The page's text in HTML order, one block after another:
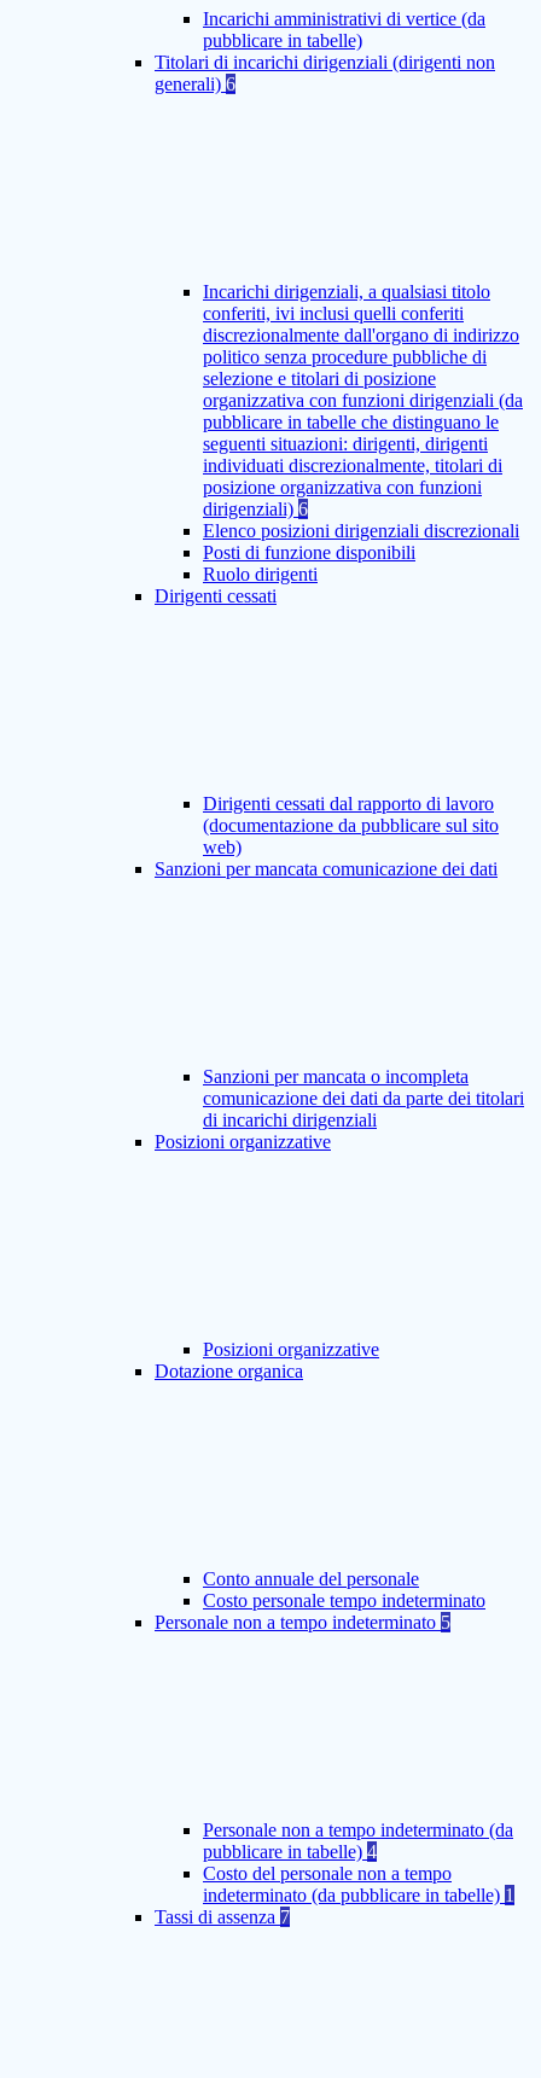
Incarichi amministrativi di vertice (da
pubblicare in tabelle)
Titolari di incarichi dirigenziali (dirigenti non
generali) 6
Incarichi dirigenziali, a qualsiasi titolo
conferiti, ivi inclusi quelli conferiti
discrezionalmente dall'organo di indirizzo
politico senza procedure pubbliche di
selezione e titolari di posizione
organizzativa con funzioni dirigenziali (da
pubblicare in tabelle che distinguano le
seguenti situazioni: dirigenti, dirigenti
individuati discrezionalmente, titolari di
posizione organizzativa con funzioni
dirigenziali) 6
Elenco posizioni dirigenziali discrezionali
Posti di funzione disponibili
Ruolo dirigenti
Dirigenti cessati
Dirigenti cessati dal rapporto di lavoro
(documentazione da pubblicare sul sito
web)
Sanzioni per mancata comunicazione dei dati
Sanzioni per mancata o incompleta
comunicazione dei dati da parte dei titolari
di incarichi dirigenziali
Posizioni organizzative
Posizioni organizzative
Dotazione organica
Conto annuale del personale
Costo personale tempo indeterminato
Personale non a tempo indeterminato 5
Personale non a tempo indeterminato (da
pubblicare in tabelle) 4
Costo del personale non a tempo
indeterminato (da pubblicare in tabelle) 1
Tassi di assenza 7